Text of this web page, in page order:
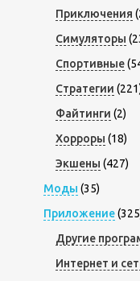
Приключения
Симуляторы
Спортивные
Стратегии
Файтинги (2)
Хорроры (18)
Экшены (427)
Моды (35)
Приложение
Другие
Интернет и